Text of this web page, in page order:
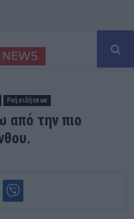
Ροή ειδήσεων
από την πιο